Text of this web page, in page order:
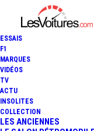
ESSAIS
F1
MARQUES
VIDÉOS
TV
ACTU
INSOLITES
COLLECTION
LES ANCIENNES